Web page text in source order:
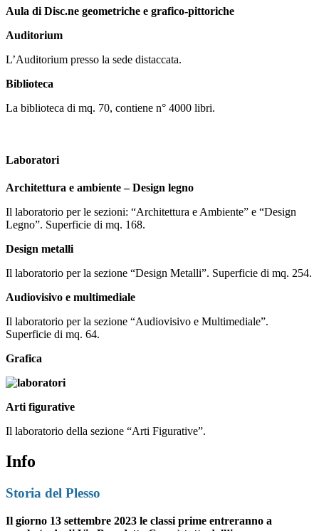
Aula di Disc.ne geometriche e grafico-pittoriche
Auditorium
L’Auditorium presso la sede distaccata.
Biblioteca
La biblioteca di mq. 70, contiene n° 4000 libri.
Laboratori
Architettura e ambiente – Design legno
Il laboratorio per le sezioni: “Architettura e Ambiente” e “Design
Legno”. Superficie di mq. 168.
Design metalli
Il laboratorio per la sezione “Design Metalli”. Superficie di mq. 254.
Audiovisivo e multimediale
Il laboratorio per la sezione “Audiovisivo e Multimediale”.
Superficie di mq. 64.
Grafica
Arti figurative
Il laboratorio della sezione “Arti Figurative”.
Info
Storia del Plesso
Il giorno 13 settembre 2023 le classi prime entreranno a